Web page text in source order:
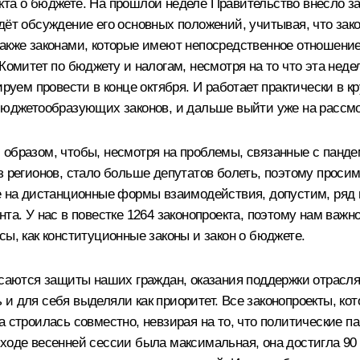
о бюджете. На прошлой неделе Правительство внесло
обсуждение его основных положений, учитывая, что
законами, которые имеют непосредственное
по бюджету и налогам, несмотря на то что эта
провести в конце октября. И работает практически в
законов, и дальше выйти уже на
чтобы, несмотря на проблемы, связанные с
стало больше депутатов болеть, поэтому
дистанционные формы взаимодействия, допустим,
У нас в повестке 1264 законопроекта, поэтому нам
как конституционные законы и закон о бюджете.
защиты наших граждан, оказания поддержки
себя выделяли как приоритет. Все законопроекты,
совместно, невзирая на то, что политические
весенней сессии была максимальная, она достигла